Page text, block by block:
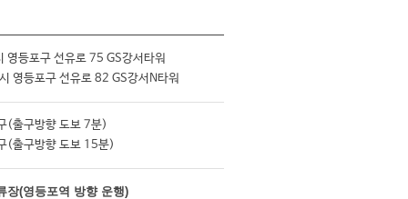
영등포구 선유로 75 GS강서타워
영등포구 선유로 82 GS강서N타워
(출구방향 도보 7분)
(출구방향 도보 15분)
장(영등포역 방향 운행)